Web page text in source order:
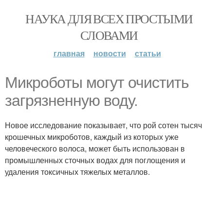
НАУКА ДЛЯ ВСЕХ ПРОСТЫМИ
СЛОВАМИ
главная новости статьи
Микроботы могут очистить
загрязненную воду.
Новое исследование показывает, что рой сотен тысяч
крошечных микроботов, каждый из которых уже
человеческого волоса, может быть использован в
промышленных сточных водах для поглощения и
удаления токсичных тяжелых металлов.